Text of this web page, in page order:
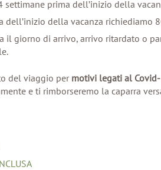
settimane prima dell’inizio della
dell’inizio della vacanza richiediamo
il giorno di arrivo, arrivo ritardato o
del viaggio per motivi legati al
e ti rimborseremo la caparra